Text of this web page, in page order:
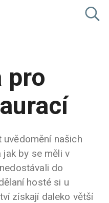
pro
uvědomění našich
by se měli v
do
hosté si u
získají daleko větší